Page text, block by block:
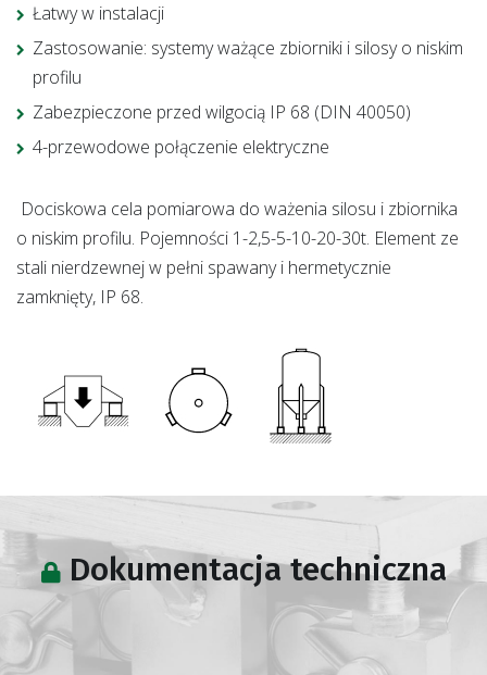
Łatwy w instalacji
Zastosowanie: systemy ważące zbiorniki i silosy o niskim
profilu
Zabezpieczone przed wilgocią IP 68 (DIN 40050)
4-przewodowe połączenie elektryczne
Dociskowa cela pomiarowa do ważenia silosu i zbiornika
o niskim profilu. Pojemności 1-2,5-5-10-20-30t. Element ze
stali nierdzewnej w pełni spawany i hermetycznie
zamknięty, IP 68.
Dokumentacja techniczna